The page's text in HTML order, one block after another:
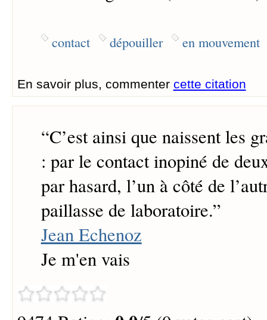
contact dépouiller en mouvement
En savoir plus, commenter cette citation
“C’est ainsi que naissent les
: par le contact inopiné de
par hasard, l’un à côté de
paillasse de laboratoire.”
Jean Echenoz
Je m'en vais